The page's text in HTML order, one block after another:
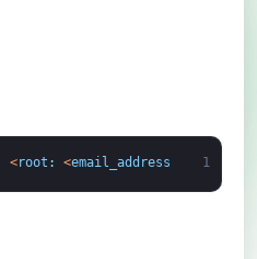
1
root : <email_address
>